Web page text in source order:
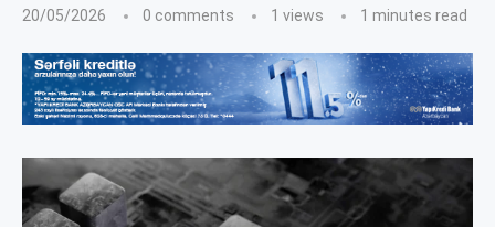
20/05/2026 0 comments 1 views 1 minutes read